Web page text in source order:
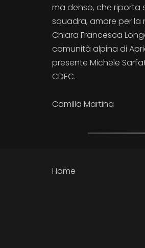
ma denso, che riporta
squadra, amore per la
Chiara Francesca
comunità alpina di
presente Michele
CDEC.
Camilla Martina
Home